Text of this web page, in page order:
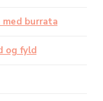
burrata
og fyld